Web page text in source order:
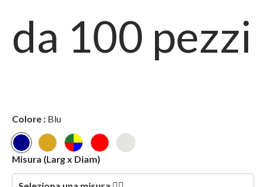
da 100 pezzi
Misura (Larg x Diam)
Colore : Blu
Blu Oro Mix Rosso